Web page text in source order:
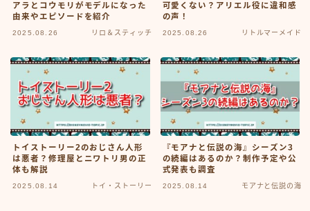
アラとコウモリがモデルになった
由来やエピソードを紹介
2025.08.26 リロ＆スティッチ
可愛くない？アリエル役に違和感
の声！
2025.08.26 リトルマーメイド
トイストーリー2のおじさん人形
は悪者？修理屋とニワトリ男の正
体も解説
2025.08.14 トイ・ストーリー
『モアナと伝説の海』シーズン3
の続編はあるのか？制作予定や公
式発表も調査
2025.08.14 モアナと伝説の海